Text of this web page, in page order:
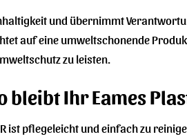
und übernimmt
auf eine umweltschonende
zu leisten.
bleibt Ihr Eames
ist pflegeleicht und einfach zu